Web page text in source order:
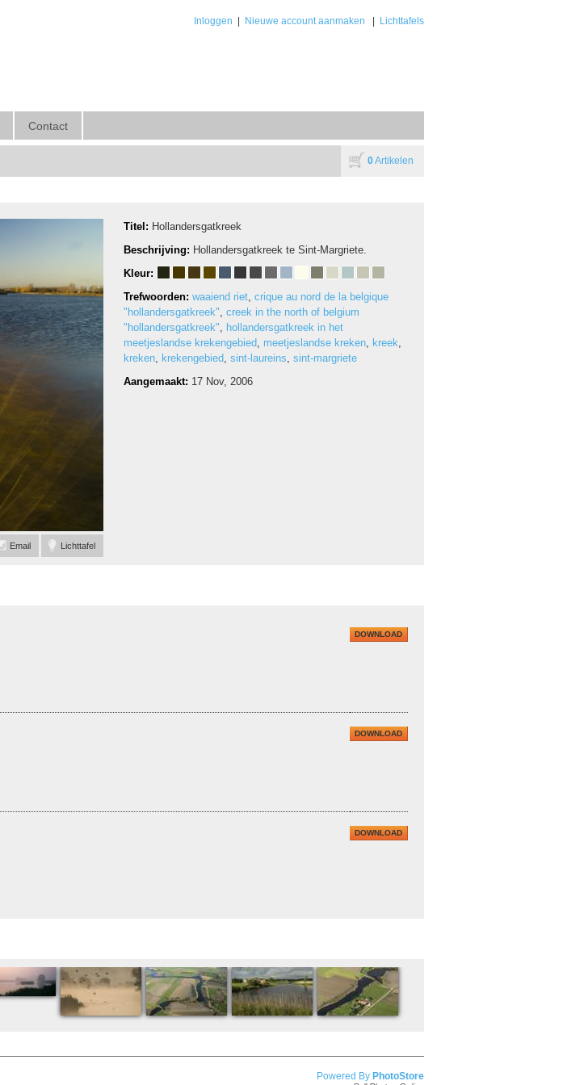
Inloggen Nieuwe account aanmaken Lichttafels
Contact
0Artikelen
Lichttafel
Email
Titel: Hollandersgatkreek
Beschrijving: Hollandersgatkreek te Sint-Margriete.
Kleur:
Trefwoorden: waaiend riet, crique au nord de la belgique
"hollandersgatkreek", creek in the north of belgium
"hollandersgatkreek", hollandersgatkreek in het
meetjeslandse krekengebied, meetjeslandse kreken, kreek,
kreken, krekengebied, sint-laureins, sint-margriete
Aangemaakt: 17 Nov, 2006
DOWNLOAD
DOWNLOAD
DOWNLOAD
Powered By PhotoStore